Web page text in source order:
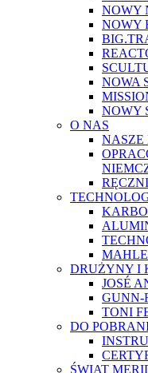
NOWY
NOWY
NOWA
NOWY
O NAS
NASZE
DRUŻYNY I
JOSÉ
GUNN-
TONI
DO
ŚWIAT